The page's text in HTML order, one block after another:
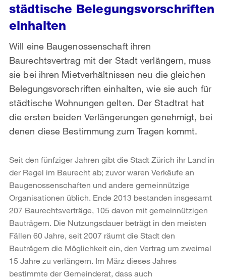
städtische Belegungsvorschriften
einhalten
Will eine Baugenossenschaft ihren
Baurechtsvertrag mit der Stadt verlängern, muss
sie bei ihren Mietverhältnissen neu die gleichen
Belegungsvorschriften einhalten, wie sie auch für
städtische Wohnungen gelten. Der Stadtrat hat
die ersten beiden Verlängerungen genehmigt, bei
denen diese Bestimmung zum Tragen kommt.
Seit den fünfziger Jahren gibt die Stadt Zürich ihr Land in
der Regel im Baurecht ab; zuvor waren Verkäufe an
Baugenossenschaften und andere gemeinnützige
Organisationen üblich. Ende 2013 bestanden insgesamt
207 Baurechtsverträge, 105 davon mit gemeinnützigen
Bauträgern. Die Nutzungsdauer beträgt in den meisten
Fällen 60 Jahre, seit 2007 räumt die Stadt den
Bauträgern die Möglichkeit ein, den Vertrag um zweimal
15 Jahre zu verlängern. Im März dieses Jahres
bestimmte der Gemeinderat, dass auch